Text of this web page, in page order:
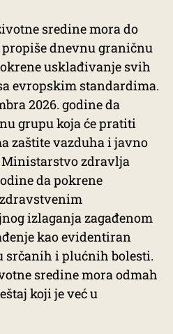
sredine mora do
propiše dnevnu graničnu
usklađivanje svih
evropskim standardima.
2026. godine da
grupu koja će pratiti
zaštite vazduha i javno
zdravlja
da pokrene
izlaganja zagađenom
kao evidentiran
srčanih i plućnih bolesti.
sredine mora odmah
koji je već u